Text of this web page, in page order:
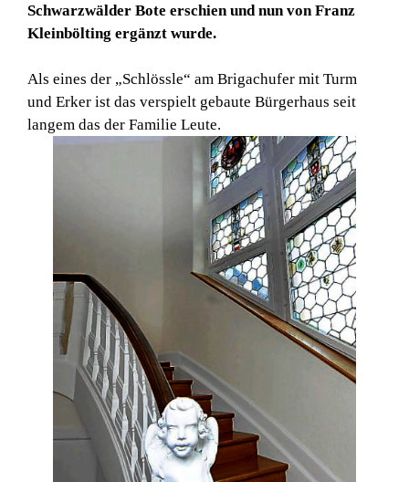
Schwarzwälder Bote erschien und nun von Franz
Kleinbölting ergänzt wurde.
Als eines der „Schlössle“ am Brigachufer mit Turm
und Erker ist das verspielt gebaute Bürgerhaus seit
langem das der Familie Leute.